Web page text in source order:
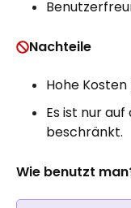
Nachteile
Hohe
Es ist nur
beschränkt.
Wie benutzt